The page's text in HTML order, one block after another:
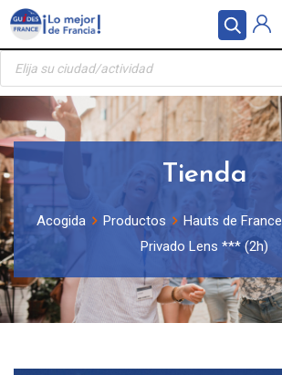
Panel de gestión de cookies
Skip
content
Búsqueda
productos
Tienda
Acogida Productos Hauts de France
Privado Lens *** (2h)